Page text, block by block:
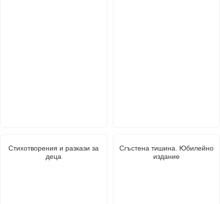
Стихотворения и разкази за
деца
Сгъстена тишина. Юбилейно
издание